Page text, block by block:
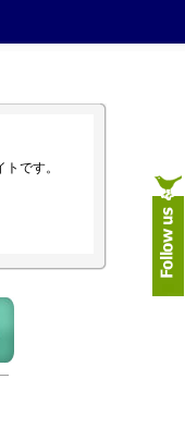
です。